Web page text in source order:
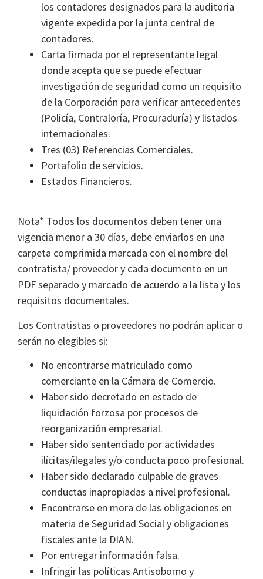
los contadores designados para la auditoria
vigente expedida por la junta central de
contadores.
Carta firmada por el representante legal
donde acepta que se puede efectuar
investigación de seguridad como un requisito
de la Corporación para verificar antecedentes
(Policía, Contraloría, Procuraduría) y listados
internacionales.
Tres (03) Referencias Comerciales.
Portafolio de servicios.
Estados Financieros.
Nota* Todos los documentos deben tener una
vigencia menor a 30 días, debe enviarlos en una
carpeta comprimida marcada con el nombre del
contratista/ proveedor y cada documento en un
PDF separado y marcado de acuerdo a la lista y los
requisitos documentales.
Los Contratistas o proveedores no podrán aplicar o
serán no elegibles si:
No encontrarse matriculado como
comerciante en la Cámara de Comercio.
Haber sido decretado en estado de
liquidación forzosa por procesos de
reorganización empresarial.
Haber sido sentenciado por actividades
ilícitas/ilegales y/o conducta poco profesional.
Haber sido declarado culpable de graves
conductas inapropiadas a nivel profesional.
Encontrarse en mora de las obligaciones en
materia de Seguridad Social y obligaciones
fiscales ante la DIAN.
Por entregar información falsa.
Infringir las políticas Antisoborno y